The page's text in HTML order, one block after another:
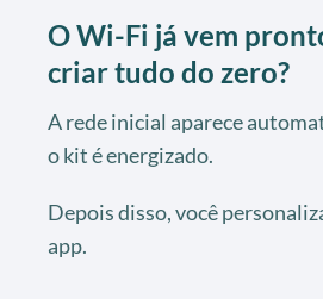
O Wi-Fi já vem
criar tudo do zero?
A rede inicial aparece
o kit é energizado.
Depois disso, você
app.